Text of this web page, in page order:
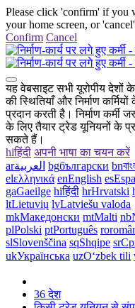
Please click 'confirm' if you
your home screen, or
Confirm Cancel
यह वेबसाइट सभी यूरोपीय देशों
की स्थितियाँ और निर्माण
प्रदान करती है। निर्माण
के लिए तैयार ट्रेड यूनियनों के
सकते हैं।
hiहिंदी अपनी भाषा का चयन करें
arالعربية bgбългарски bn
elελληνικά enEnglish es
gaGaeilge hiहिंदी hrHrvatski
ltLietuvių lvLatviešu valoda
mkМакедонски mtMalti nb
plPolski ptPortuguês ro
slSlovenščina sqShqipe sr
ukУкраїнська uzOʻzbek tili
36 देश